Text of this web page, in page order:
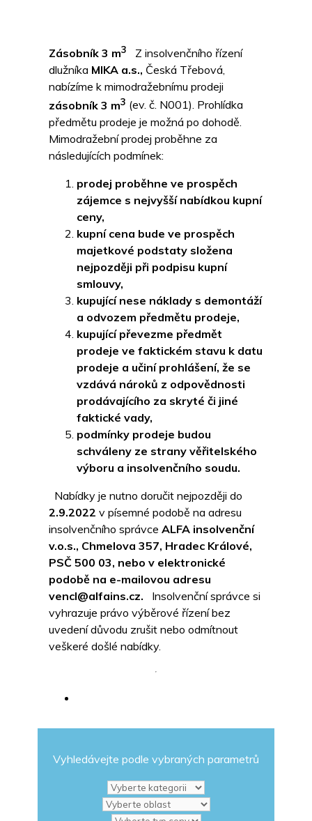
Zásobník 3 m3
Z insolvenčního řízení
dlužníka MIKA a.s., Česká Třebová,
nabízíme k mimodražebnímu prodeji
zásobník 3 m3 (ev. č. N001). Prohlídka
předmětu prodeje je možná po dohodě.
Mimodražební prodej proběhne za
následujících podmínek:
prodej proběhne ve prospěch
zájemce s nejvyšší nabídkou kupní
ceny,
kupní cena bude ve prospěch
majetkové podstaty složena
nejpozději při podpisu kupní
smlouvy,
kupující nese náklady s demontáží
a odvozem předmětu prodeje,
kupující převezme předmět
prodeje ve faktickém stavu k datu
prodeje a učiní prohlášení, že se
vzdává nároků z odpovědnosti
prodávajícího za skryté či jiné
faktické vady,
podmínky prodeje budou
schváleny ze strany věřitelského
výboru a insolvenčního soudu.
Nabídky je nutno doručit nejpozději do
2.9.2022 v písemné podobě na adresu
insolvenčního správce ALFA insolvenční
v.o.s., Chmelova 357, Hradec Králové,
PSČ 500 03, nebo v elektronické
podobě na e-mailovou adresu
vencl@alfains.cz. Insolvenční správce si
vyhrazuje právo výběrové řízení bez
uvedení důvodu zrušit nebo odmítnout
veškeré došlé nabídky.
Vyhledávejte podle vybraných parametrů